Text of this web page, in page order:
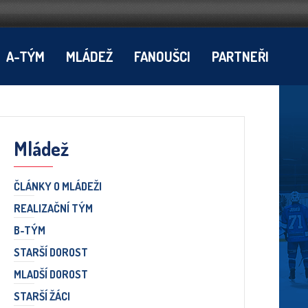
A-TÝM MLÁDEŽ FANOUŠCI PARTNEŘI
Mládež
ČLÁNKY O MLÁDEŽI
REALIZAČNÍ TÝM
B-TÝM
STARŠÍ DOROST
MLADŠÍ DOROST
STARŠÍ ŽÁCI